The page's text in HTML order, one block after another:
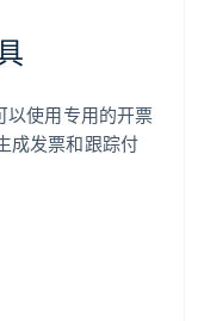
以使用专用的开票
成发票和跟踪付